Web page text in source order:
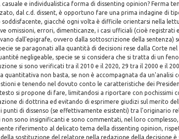
e individualistica forma di dissenting opinion? Ferma
dal c.d. dissent, è opportuno fare una prima indagine di
giacché ogni volta è difficile orientarsi nella
omissioni, errori, dimenticanze, i casi ufficiali (cioè registrati
dall'epigrafe, ovvero dalla sottoscrizione della sentenza)
se paragonati alla quantità di decisioni rese dalla Corte
negligeable, specie se si considera che si tratta di un
si sono verificati tra il 2010 e il 2020, 29 tra il 2000 e il
quantitativa non basta, se non è accompagnata da un'analisi
e tenendo nel dovuto conto le caratteristiche dei
si propone di fare, limitandosi a riportare con pochissimi
di dottrina ed evitando di esprimere giudizi sul merito
i punti di dissenso (se effettivamente esistenti) tra l'originario
sono insignificanti e sono commentati, nel loro
riferimento al delicato tema della dissenting opinion,
sostituzione del relatore nella redazione della decisione